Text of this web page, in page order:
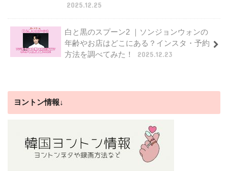
2025.12.25
白と黒のスプーン2 ｜ソンジョンウォンの
年齢やお店はどこにある？インスタ・予約
方法を調べてみた！
2025.12.23
ヨントン情報↓